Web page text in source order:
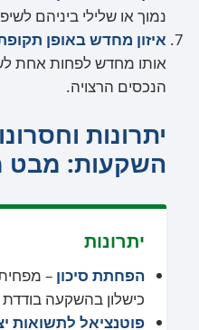
נמוך או שלילי ביניהם
איזון מחדש באופן
אותו מחדש לפחות אחת
הנכסים הרצויה.
יתרונות
השקעות: מבט
יתרונות
הפחתת סיכון –
כישלון בהשקעה בודדת
פוטנציאל לתשואות